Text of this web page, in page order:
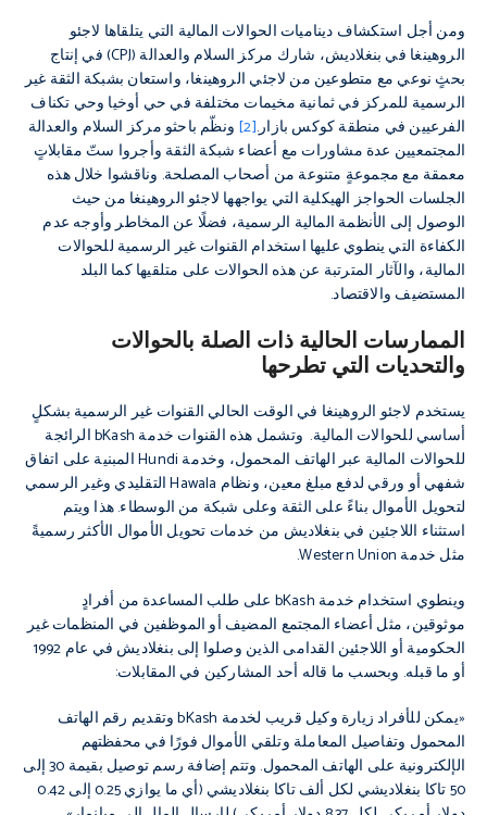
ومن أجل استكشاف ديناميات الحوالات المالية التي يتلقاها لاجئو
الروهينغا في بنغلاديش، شارك مركز السلام والعدالة (CPJ) في إنتاج
بحثٍ نوعي مع متطوعين من لاجئي الروهينغا، واستعان بشبكة الثقة غير
الرسمية للمركز في ثمانية مخيمات مختلفة في حي أوخيا وحي تكناف
الفرعيين في منطقة كوكس بازار.[2]
ونظّم باحثو مركز السلام والعدالة
المجتمعيين عدة مشاورات مع أعضاء شبكة الثقة وأجروا ستّ مقابلاتٍ
معمقة مع مجموعةٍ متنوعة من أصحاب المصلحة. وناقشوا خلال هذه
الجلسات الحواجز الهيكلية التي يواجهها لاجئو الروهينغا من حيث
الوصول إلى الأنظمة المالية الرسمية، فضلًا عن المخاطر وأوجه عدم
الكفاءة التي ينطوي عليها استخدام القنوات غير الرسمية للحوالات
المالية، والآثار المترتبة عن هذه الحوالات على متلقيها كما البلد
المستضيف والاقتصاد.
الممارسات الحالية ذات الصلة بالحوالات
والتحديات التي تطرحها
يستخدم لاجئو الروهينغا في الوقت الحالي القنوات غير الرسمية بشكلٍ
أساسي للحوالات المالية. وتشمل هذه القنوات خدمة bKash الرائجة
للحوالات المالية عبر الهاتف المحمول، وخدمة Hundi المبنية على اتفاق
شفهي أو ورقي لدفع مبلغ معين، ونظام Hawala التقليدي وغير الرسمي
لتحويل الأموال بناءً على الثقة وعلى شبكة من الوسطاء. هذا ويتم
استثناء اللاجئين في بنغلاديش من خدمات تحويل الأموال الأكثر رسميةً
مثل خدمة Western Union.
وينطوي استخدام خدمة bKash على طلب المساعدة من أفرادٍ
موثوقين، مثل أعضاء المجتمع المضيف أو الموظفين في المنظمات غير
الحكومية أو اللاجئين القدامى الذين وصلوا إلى بنغلاديش في عام 1992
أو ما قبله. وبحسب ما قاله أحد المشاركين في المقابلات:
«يمكن للأفراد زيارة وكيل قريب لخدمة bKash وتقديم رقم الهاتف
المحمول وتفاصيل المعاملة وتلقي الأموال فورًا في محفظتهم
الإلكترونية على الهاتف المحمول. وتتم إضافة رسم توصيل بقيمة 30 إلى
50 تاكا بنغلاديشي لكل ألف تاكا بنغلاديشي (أي ما يوازي 0.25 إلى 0.42